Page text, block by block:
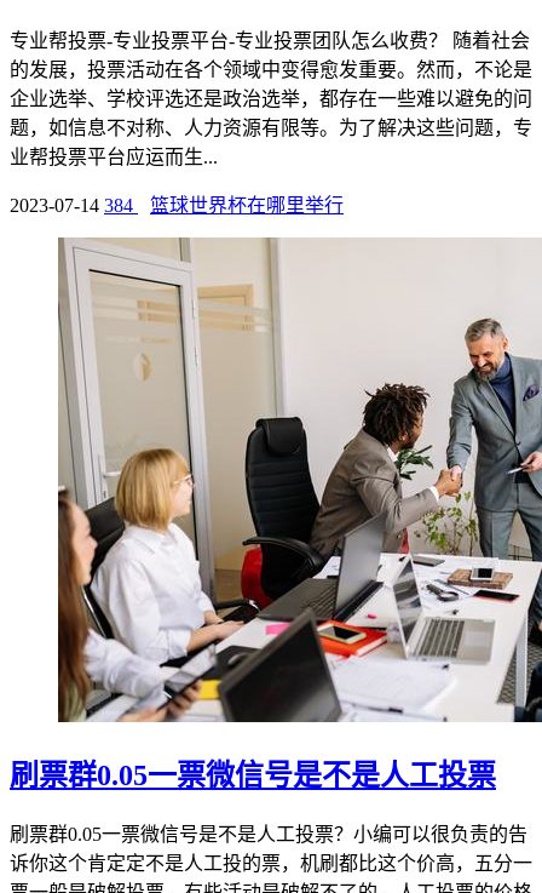
专业帮投票-专业投票平台-专业投票团队怎么收费？ 随着社会
的发展，投票活动在各个领域中变得愈发重要。然而，不论是
企业选举、学校评选还是政治选举，都存在一些难以避免的问
题，如信息不对称、人力资源有限等。为了解决这些问题，专
业帮投票平台应运而生...
2023-07-14 384 篮球世界杯在哪里举行
刷票群0.05一票微信号是不是人工投票
刷票群0.05一票微信号是不是人工投票？小编可以很负责的告
诉你这个肯定定不是人工投的票，机刷都比这个价高，五分一